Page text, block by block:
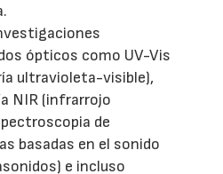
ópticos como UV-Vis
ultravioleta-visible),
NIR (infrarrojo
de
basadas en el sonido
e incluso